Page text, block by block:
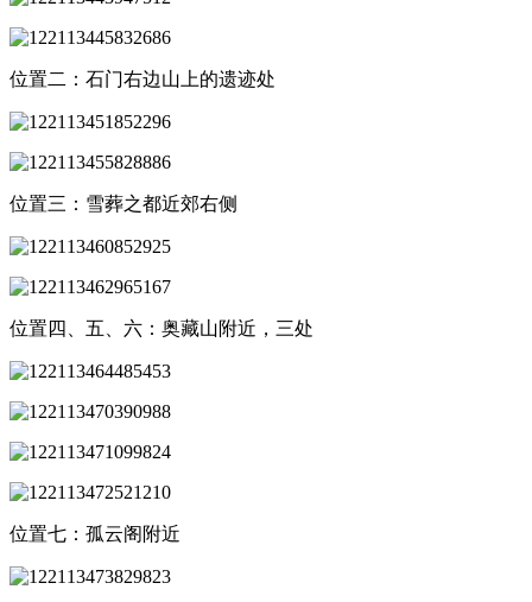
位置二：石门右边山上的遗迹处
位置三：雪葬之都近郊右侧
位置四、五、六：奥藏山附近，三处
位置七：孤云阁附近